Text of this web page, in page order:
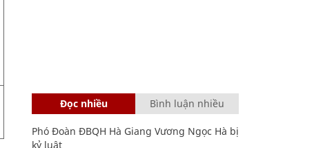
Đọc nhiều Bình luận nhiều
Phó Đoàn ĐBQH Hà Giang Vương Ngọc Hà bị
kỷ luật